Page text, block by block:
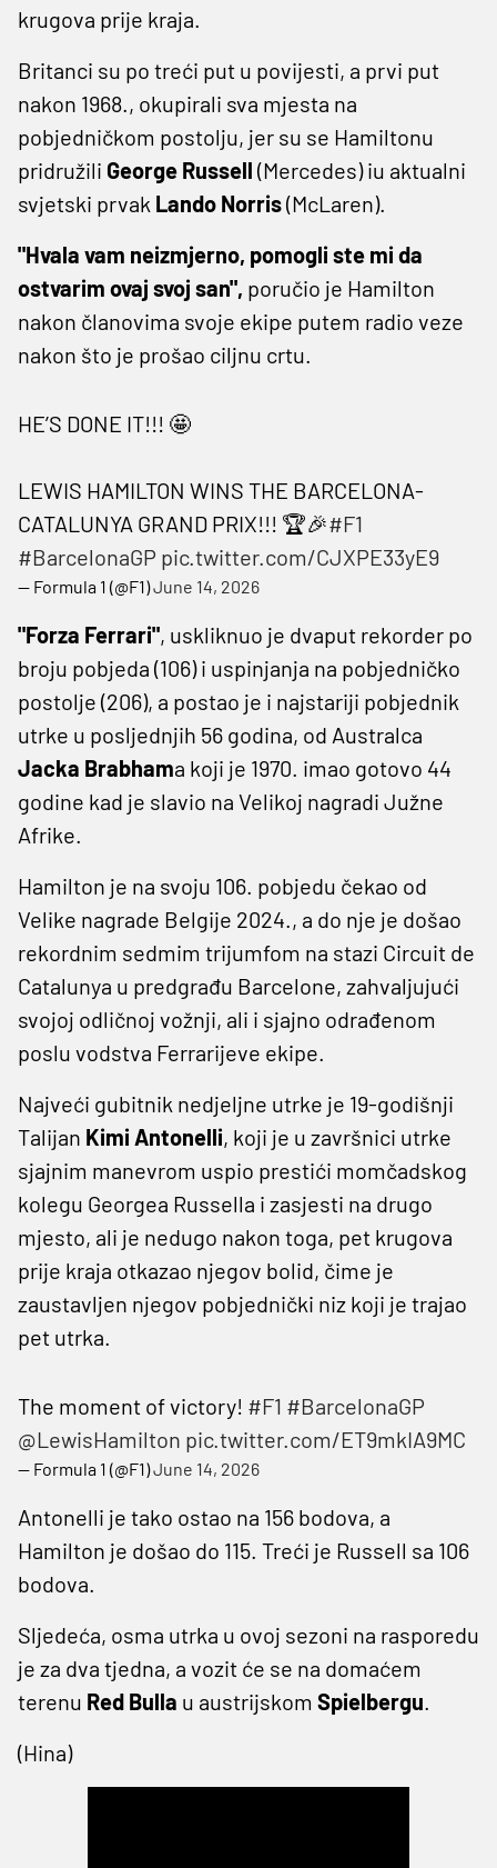
krugova prije kraja.
Britanci su po treći put u povijesti, a prvi put
nakon 1968., okupirali sva mjesta na
pobjedničkom postolju, jer su se Hamiltonu
pridružili George Russell (Mercedes) iu aktualni
svjetski prvak Lando Norris(McLaren).
"Hvala vam neizmjerno, pomogli ste mi da
ostvarim ovaj svoj san", poručio je Hamilton
nakon članovima svoje ekipe putem radio veze
nakon što je prošao ciljnu crtu.
HE’S DONE IT!!! 🤩
LEWIS HAMILTON WINS THE BARCELONA-
CATALUNYA GRAND PRIX!!! 🏆🎉#F1
#BarcelonaGP pic.twitter.com/CJXPE33yE9
— Formula 1 (@F1)June 14, 2026
"Forza Ferrari", uskliknuo je dvaput rekorder po
broju pobjeda (106) i uspinjanja na pobjedničko
postolje (206), a postao je i najstariji pobjednik
utrke u posljednjih 56 godina, od Australca
Jacka Brabhama koji je 1970. imao gotovo 44
godine kad je slavio na Velikoj nagradi Južne
Afrike.
Hamilton je na svoju 106. pobjedu čekao od
Velike nagrade Belgije 2024., a do nje je došao
rekordnim sedmim trijumfom na stazi Circuit de
Catalunya u predgrađu Barcelone, zahvaljujući
svojoj odličnoj vožnji, ali i sjajno odrađenom
poslu vodstva Ferrarijeve ekipe.
Najveći gubitnik nedjeljne utrke je 19-godišnji
Talijan Kimi Antonelli, koji je u završnici utrke
sjajnim manevrom uspio prestići momčadskog
kolegu Georgea Russella i zasjesti na drugo
mjesto, ali je nedugo nakon toga, pet krugova
prije kraja otkazao njegov bolid, čime je
zaustavljen njegov pobjednički niz koji je trajao
pet utrka.
The moment of victory! #F1 #BarcelonaGP
@LewisHamilton pic.twitter.com/ET9mkIA9MC
— Formula 1 (@F1)June 14, 2026
Antonelli je tako ostao na 156 bodova, a
Hamilton je došao do 115. Treći je Russell sa 106
bodova.
Sljedeća, osma utrka u ovoj sezoni na rasporedu
je za dva tjedna, a vozit će se na domaćem
terenu Red Bulla u austrijskom Spielbergu.
(Hina)